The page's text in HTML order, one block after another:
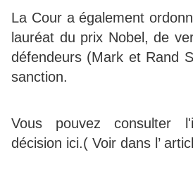
La Cour a également
lauréat du prix Nobel, de
défendeurs (Mark et Rand
sanction.
Vous pouvez consulter
décision ici.( Voir dans l’